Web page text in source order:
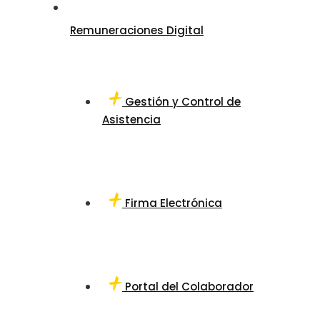
Remuneraciones Digital
Gestión y Control de
Asistencia
Firma Electrónica
Portal del Colaborador